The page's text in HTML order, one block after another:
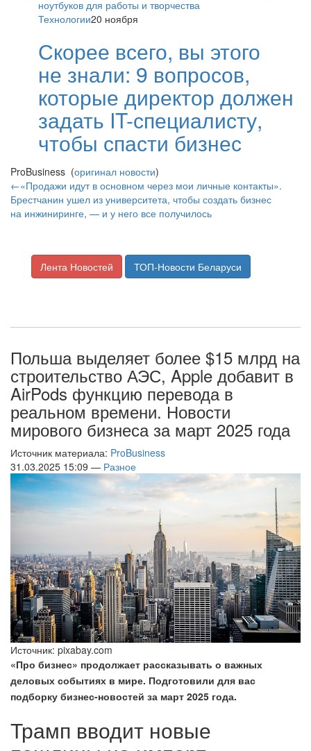
Технологии20 ноября
Скорее всего, вы этого
не знали: 9 вопросов,
которые директор должен
задать IT-специалисту,
чтобы спасти бизнес
ProBusiness (оригинал новости)
←«Продажи идут в основном через мои личные контакты».
Брестчанин ушел из университета, чтобы создать бизнес
на инжиниринге, — и у него все получилось
Лента Новостей ТОП-Новости Беларуси
Польша выделяет более $15 млрд на
строительство АЭС, Apple добавит в
AirPods функцию перевода в
реальном времени. Новости
мирового бизнеса за март 2025 года
Источник материала: ProBusiness
31.03.2025 15:09 — Разное
Источник: pixabay.com
«Про бизнес» продолжает рассказывать о важных
деловых событиях в мире. Подготовили для вас
подборку бизнес-новостей за март 2025 года.
Трамп вводит новые